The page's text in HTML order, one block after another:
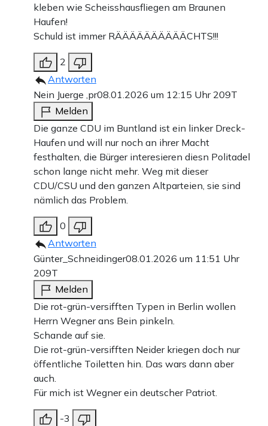
kleben wie Scheisshausfliegen am Braunen
Haufen!
Schuld ist immer RÄÄÄÄÄÄÄÄÄÄCHTS!!!
2
Antworten
Nein Juerge ,pr08.01.2026 um 12:15 Uhr 209T
Melden
Die ganze CDU im Buntland ist ein linker Dreck-
Haufen und will nur noch an ihrer Macht
festhalten, die Bürger interesieren diesn Politadel
schon lange nicht mehr. Weg mit dieser
CDU/CSU und den ganzen Altparteien, sie sind
nämlich das Problem.
0
Antworten
Günter_Schneidinger08.01.2026 um 11:51 Uhr
209T
Melden
Die rot-grün-versifften Typen in Berlin wollen
Herrn Wegner ans Bein pinkeln.
Schande auf sie.
Die rot-grün-versifften Neider kriegen doch nur
öffentliche Toiletten hin. Das wars dann aber
auch.
Für mich ist Wegner ein deutscher Patriot.
-3